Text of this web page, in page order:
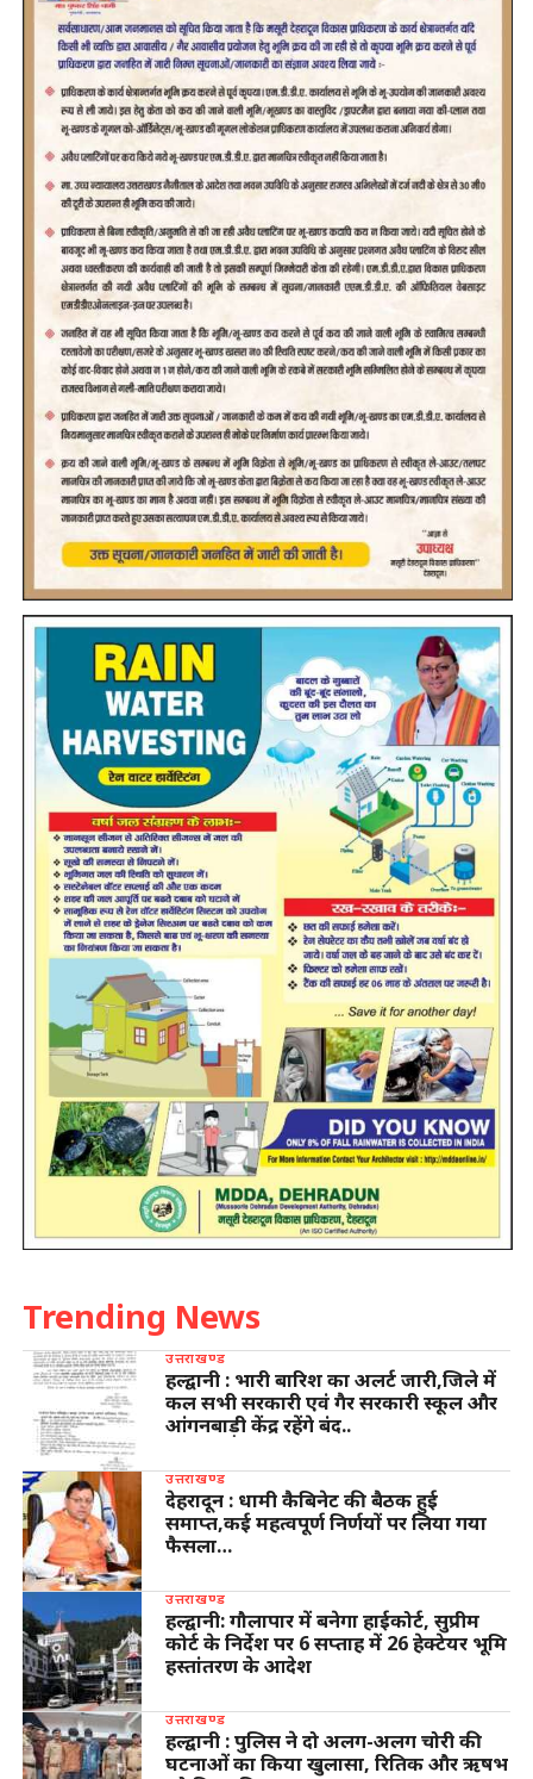
Trending News
उत्तराखण्ड
हल्द्वानी : भारी बारिश का अलर्ट जारी,जिले में
कल सभी सरकारी एवं गैर सरकारी स्कूल और
आंगनबाड़ी केंद्र रहेंगे बंद..
उत्तराखण्ड
देहरादून : धामी कैबिनेट की बैठक हुई
समाप्त,कई महत्वपूर्ण निर्णयों पर लिया गया
फैसला…
उत्तराखण्ड
हल्द्वानी: गौलापार में बनेगा हाईकोर्ट, सुप्रीम
कोर्ट के निर्देश पर 6 सप्ताह में 26 हेक्टेयर भूमि
हस्तांतरण के आदेश
उत्तराखण्ड
हल्द्वानी : पुलिस ने दो अलग-अलग चोरी की
घटनाओं का किया खुलासा, रितिक और ऋषभ